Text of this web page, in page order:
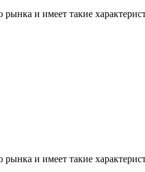
и имеет такие
и имеет такие